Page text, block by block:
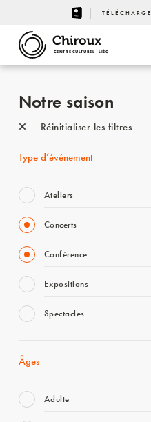
CENTRE CULTUREL - LIÈGE
Notre saison
Réinitialiser les filtres
Type d’événement
Ateliers
Concerts
Conférence
Expositions
Spectacles
Âges
Adulte